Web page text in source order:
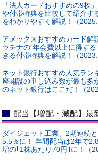
「法人カードおすすめの9枚
や付帯特典を比較して紹介す
をわかりやすく解説！（
アメックスおすすめカード解
ラチナの“年会費以上に得す
きる付帯特典を解説！（
ネット銀行おすすめ人気ラ
座開設の申し込み数が最も
のネット銀行はここだ！（
配当【増配・減配】最
ダイジェット工業、2期連続
5.5％に！ 年間配当は2年で
増の｢1株あたり70円｣に！（